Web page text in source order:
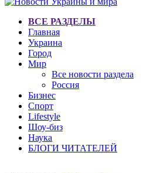
ВСЕ РАЗДЕЛЫ
Главная
Украина
Город
Мир
Все новости раздела
Россия
Бизнес
Спорт
Lifestyle
Шоу-биз
Наука
БЛОГИ ЧИТАТЕЛЕЙ